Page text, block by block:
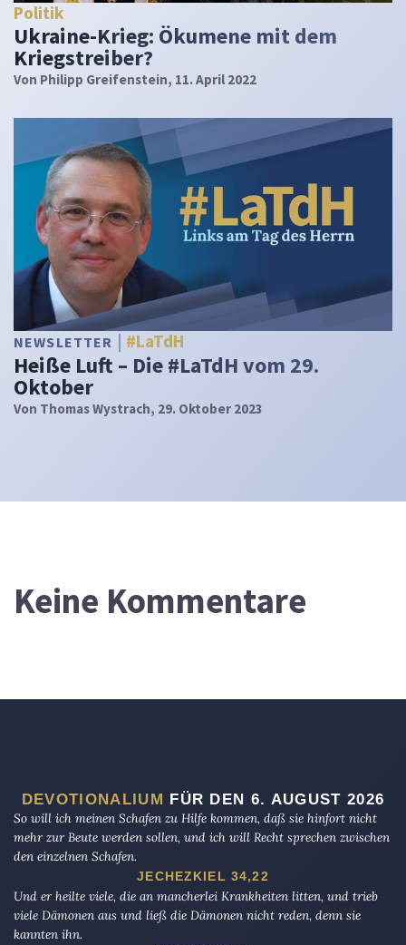
Politik
Ukraine-Krieg: Ökumene mit dem
Kriegstreiber?
Von Philipp Greifenstein, 11. April 2022
NEWSLETTER #LaTdH
Heiße Luft – Die #LaTdH vom 29.
Oktober
Von Thomas Wystrach, 29. Oktober 2023
Keine Kommentare
DEVOTIONALIUM FÜR DEN 6. AUGUST 2026
So will ich meinen Schafen zu Hilfe kommen, daß sie hinfort nicht
mehr zur Beute werden sollen, und ich will Recht sprechen zwischen
den einzelnen Schafen.
JECHEZKIEL 34,22
Und er heilte viele, die an mancherlei Krankheiten litten, und trieb
viele Dämonen aus und ließ die Dämonen nicht reden, denn sie
kannten ihn.